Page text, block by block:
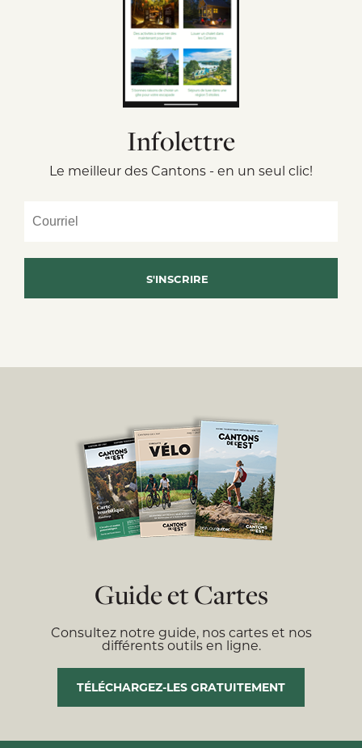
Infolettre
Le meilleur des Cantons - en un seul clic!
Guide et Cartes
Consultez notre guide, nos cartes et nos
différents outils en ligne.
TÉLÉCHARGEZ-LES GRATUITEMENT